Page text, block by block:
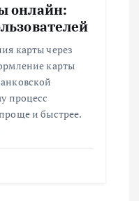
онлайн:
карты через
карты
процесс
и быстрее.